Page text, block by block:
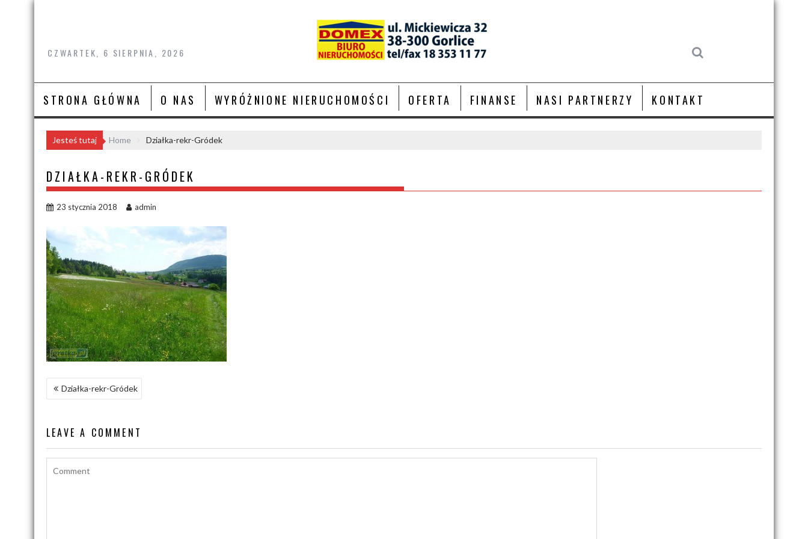
Skip
CZWARTEK, 6 SIERPNIA, 2026
STRONA GŁÓWNA O NAS WYRÓŻNIONE NIERUCHOMOŚCI OFERTA FINANSE NASI PARTNERZY KONTAKT
Jesteś tutaj Home Działka-rekr-Gródek
DZIAŁKA-REKR-GRÓDEK
23 stycznia 2018 admin
NAWIGACJA
Działka-rekr-Gródek
LEAVE A COMMENT